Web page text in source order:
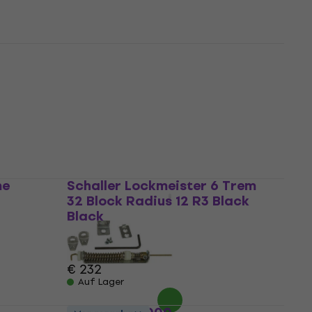
Schaller Lockmeister 6 Trem
32 Block Radius 12 R3 Black
Black
Tremolo
5/5
€ 232
Auf Lager